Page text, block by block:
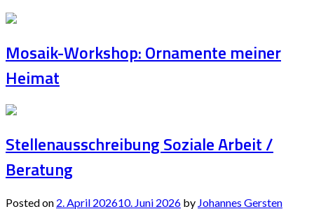
Mosaik-Workshop: Ornamente meiner
Heimat
Stellenausschreibung Soziale Arbeit /
Beratung
Posted on 2. April 202610. Juni 2026 by Johannes Gersten